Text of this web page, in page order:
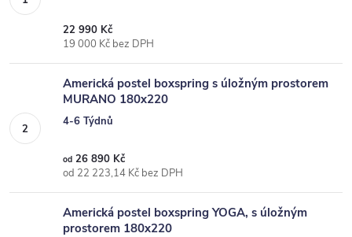
22 990 Kč
19 000 Kč bez DPH
Americká postel boxspring s úložným prostorem
MURANO 180x220
4-6 Týdnů
od 26 890 Kč
od 22 223,14 Kč bez DPH
Americká postel boxspring YOGA, s úložným
prostorem 180x220